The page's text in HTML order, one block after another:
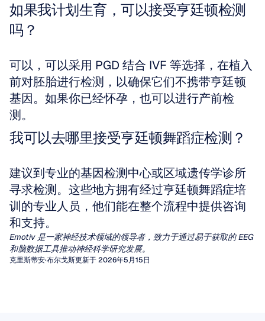
如果我计划生育，可以接受亨廷顿检测
吗？
可以，可以采用 PGD 结合 IVF 等选择，在植入
前对胚胎进行检测，以确保它们不携带亨廷顿
基因。如果你已经怀孕，也可以进行产前检
测。
我可以去哪里接受亨廷顿舞蹈症检测？
建议到专业的基因检测中心或区域遗传学诊所
寻求检测。这些地方拥有经过亨廷顿舞蹈症培
训的专业人员，他们能在整个流程中提供咨询
和支持。
Emotiv 是一家神经技术领域的领导者，致力于通过易于获取的 EEG
和脑数据工具推动神经科学研究发展。
克里斯蒂安·布尔戈斯更新于 2026年5月15日